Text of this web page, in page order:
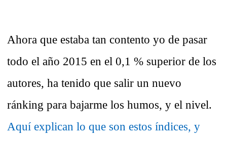
Ahora que estaba tan contento yo de pasar
todo el año 2015 en el 0,1 % superior de los
autores, ha tenido que salir un nuevo
ránking para bajarme los humos, y el nivel.
Aquí explican lo que son estos índices, y